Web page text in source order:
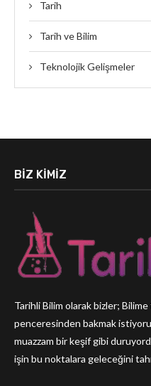
Tarih
Tarih ve Bilim
Teknolojik Gelişmeler
BIZ KIMIZ
Tarihli Bilim olarak bizler;
penceresinden bakmak
muazzam bir keşif gibi
işin bu noktalara geleceğini